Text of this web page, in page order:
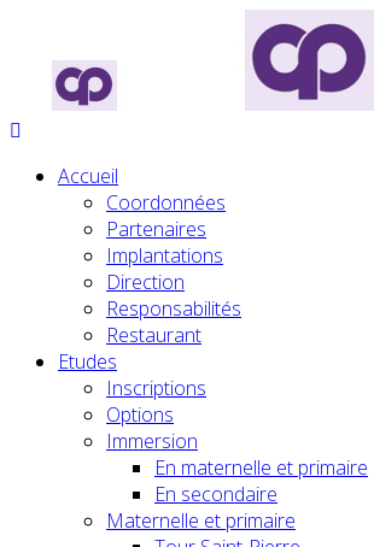
Accueil
Coordonnées
Partenaires
Implantations
Direction
Responsabilités
Restaurant
Etudes
Inscriptions
Options
Immersion
En maternelle et primaire
En secondaire
Maternelle et primaire